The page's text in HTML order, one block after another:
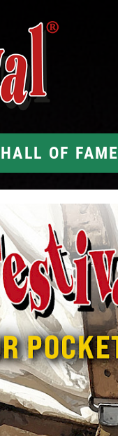
HALL OF FAME